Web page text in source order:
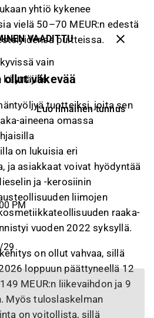
yhtiö kykenee
vielä 50–70 MEUR:n edestä
puitteissa.
ollut väkevää
tuotteiksi, joita sen
aineena omassa
on lukuisia eri
ja asiakkaat voivat hyödyntää
ja -kerosiinin
liimojen
raaka-
vuoden 2022 syksyllä.
on ollut vahvaa, sillä
loppuun päättyneellä 12
MEUR:n liikevaihdon ja 9
Myös tuloslaskelman
on voitollista, sillä
VAADITTU
vain
käyttäjille
Luo ilmainen tunnus
PM
29